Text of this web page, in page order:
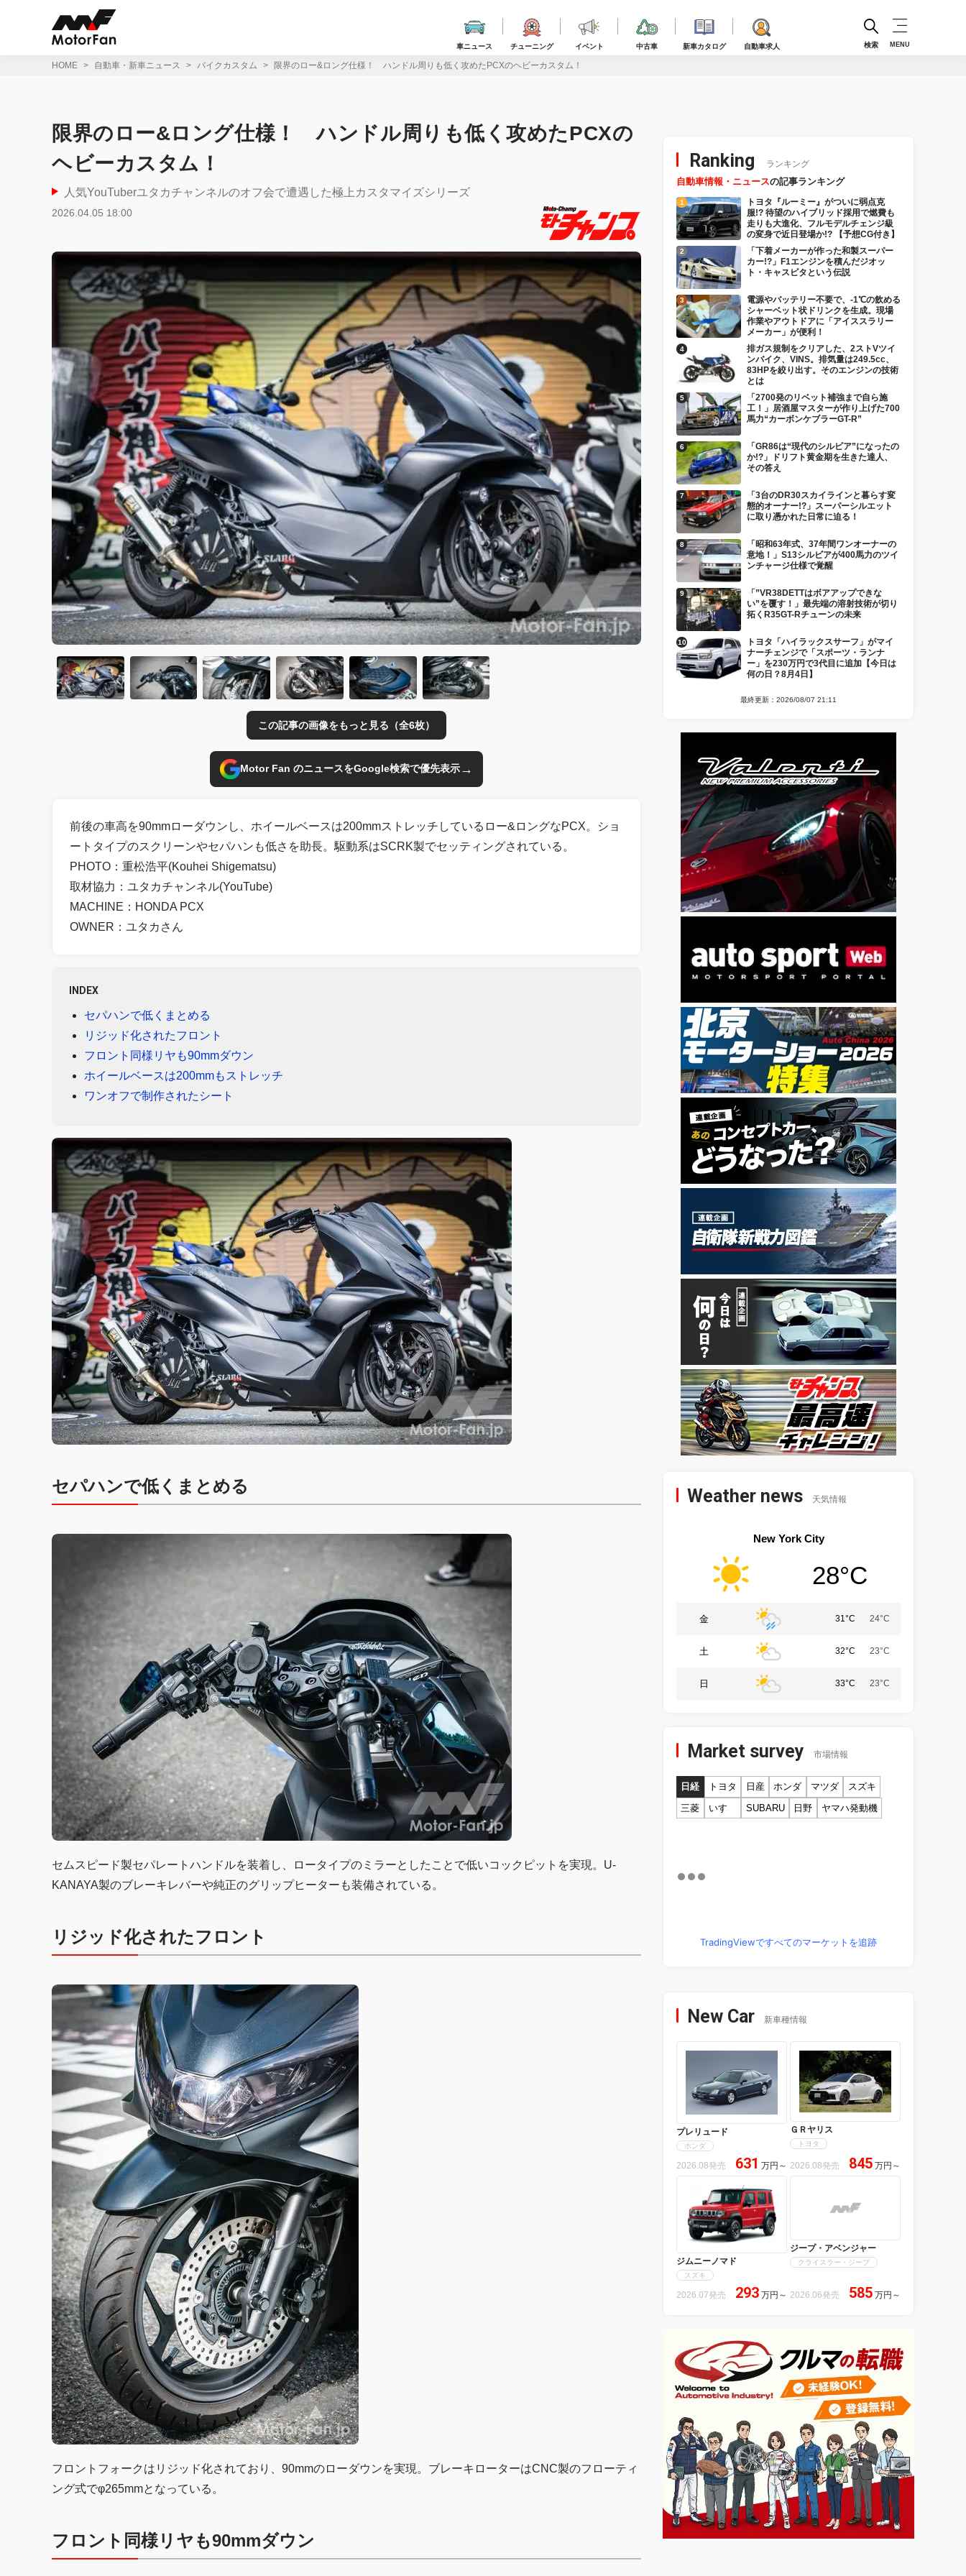
車ニュース チューニング イベント 中古車 新車カタログ 自動車求人 検索 MENU
HOME 自動車・新車ニュース バイクカスタム 限界のロー&ロング仕様！ ハンドル周りも低く攻めたPCXのヘビーカスタム！
限界のロー&ロング仕様！ ハンドル周りも低く攻めたPCXの
ヘビーカスタム！
人気YouTuberユタカチャンネルのオフ会で遭遇した極上カスタマイズシリーズ
2026.04.05 18:00
この記事の画像をもっと見る（全6枚）
Motor Fan のニュースをGoogle検索で優先表示→
前後の車高を90mmローダウンし、ホイールベースは200mmストレッチしているロー&ロングなPCX。ショ
ートタイプのスクリーンやセパハンも低さを助長。駆動系はSCRK製でセッティングされている。
PHOTO：重松浩平(Kouhei Shigematsu)
取材協力：ユタカチャンネル(YouTube)
MACHINE：HONDA PCX
OWNER：ユタカさん
INDEX
セパハンで低くまとめる
リジッド化されたフロント
フロント同様リヤも90mmダウン
ホイールベースは200mmもストレッチ
ワンオフで制作されたシート
セパハンで低くまとめる
セムスピード製セパレートハンドルを装着し、ロータイプのミラーとしたことで低いコックピットを実現。U-
KANAYA製のブレーキレバーや純正のグリップヒーターも装備されている。
リジッド化されたフロント
フロントフォークはリジッド化されており、90mmのローダウンを実現。ブレーキローターはCNC製のフローティ
ング式でφ265mmとなっている。
フロント同様リヤも90mmダウン
Ranking ランキング
自動車情報・ニュースの記事ランキング
トヨタ『ルーミー』がついに弱点克
服!? 待望のハイブリッド採用で燃費も
走りも大進化、フルモデルチェンジ級
の変身で近日登場か!? 【予想CG付き】
「下着メーカーが作った和製スーパー
カー!?」F1エンジンを積んだジオッ
ト・キャスピタという伝説
電源やバッテリー不要で、-1℃の飲める
シャーベット状ドリンクを生成。現場
作業やアウトドアに「アイススラリー
メーカー」が便利！
排ガス規制をクリアした、2ストVツイ
ンバイク、VINS。排気量は249.5cc、
83HPを絞り出す。そのエンジンの技術
とは
「2700発のリベット補強まで自ら施
工！」居酒屋マスターが作り上げた700
馬力“カーボンケブラーGT-R”
「GR86は“現代のシルビア”になったの
か!?」ドリフト黄金期を生きた達人、
その答え
「3台のDR30スカイラインと暮らす変
態的オーナー!?」スーパーシルエット
に取り憑かれた日常に迫る！
「昭和63年式、37年間ワンオーナーの
意地！」S13シルビアが400馬力のツイ
ンチャージ仕様で覚醒
「”VR38DETTはボアアップできな
い”を覆す！」最先端の溶射技術が切り
拓くR35GT-Rチューンの未来
トヨタ「ハイラックスサーフ」がマイ
ナーチェンジで「スポーツ・ランナ
ー」を230万円で3代目に追加【今日は
何の日？8月4日】
最終更新：2026/08/07 21:11
Weather news 天気情報
New York City
28°C
金 31°C 24°C
土 32°C 23°C
日 33°C 23°C
Market survey 市場情報
日経 トヨタ 日産 ホンダ マツダ
スズキ
三菱
いすゞ SUBARU 日野 ヤマハ発動機
TradingViewですべてのマーケットを追跡
New Car 新車種情報
プレリュード
ホンダ
2026.08発売 631 万円 ～
ＧＲヤリス
トヨタ
2026.08発売 845 万円 ～
ジムニーノマド
スズキ
2026.07発売 293 万円 ～
ジープ・アベンジャー
クライスラー・ジープ
2026.06発売 585 万円 ～